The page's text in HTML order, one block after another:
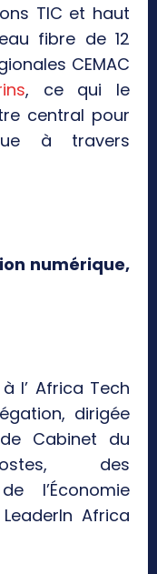
TIC et haut
fibre de 12
CEMAC
, ce qui le
central pour
à travers
numérique,
l’ Africa Tech
dirigée
Cabinet du
des
l’Économie
Africa